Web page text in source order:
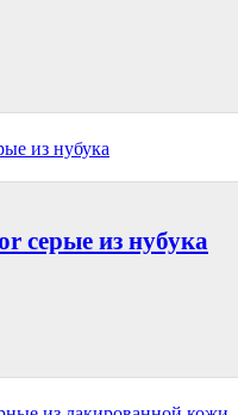
серые из нубука